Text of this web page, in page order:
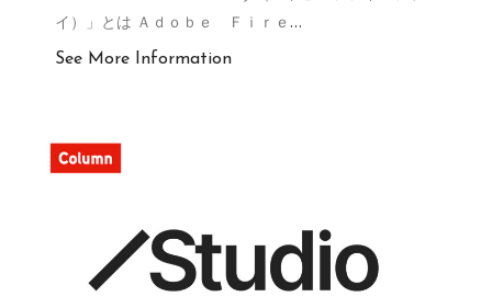
イ）」とは Ａｄｏｂｅ Ｆｉｒｅ …
See More Information